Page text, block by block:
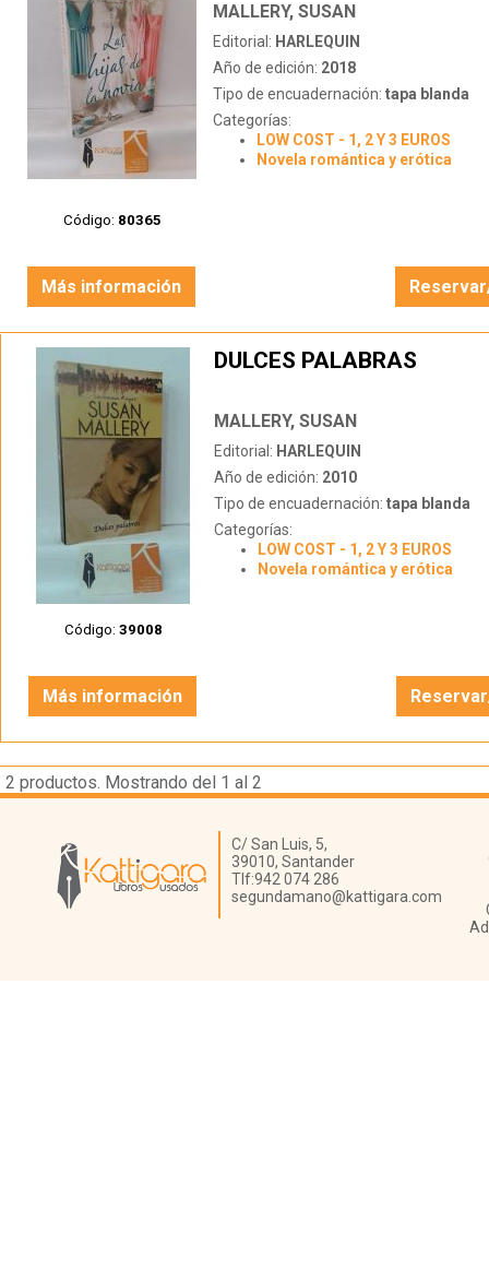
Código: 80365
MALLERY, SUSAN
Editorial: HARLEQUIN
Año de edición: 2018
Tipo de encuadernación: tapa blanda
Categorías:
LOW COST - 1, 2 Y 3 EUROS
Novela romántica y erótica
Más información
Código: 39008
DULCES PALABRAS
MALLERY, SUSAN
Editorial: HARLEQUIN
Año de edición: 2010
Tipo de encuadernación: tapa blanda
Categorías:
LOW COST - 1, 2 Y 3 EUROS
Novela romántica y erótica
Más información
2 productos. Mostrando del 1 al 2
Librería Kattigara
C/ San Luis, 5,
39010, Santander
Tlf:942 074 286
segundamano@kattigara.com